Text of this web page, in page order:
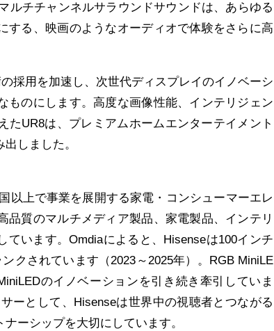
ルチチャンネルサラウンドサウンドは、あらゆる
する、映画のようなオーディオで体験をさらに高
採用を加速し、次世代ディスプレイのイノベーシ
ものにします。高度な画像性能、インテリジェン
たUR8は、プレミアムホームエンターテイメント
しました。
以上で事業を展開する家電・コンシューマーエレ
品質のマルチメディア製品、家電製品、インテリ
ています。Omdiaによると、Hisenseは100インチ
クされています（2023～2025年）。RGB MiniLE
のイノベーションを引き続き牽引していま
ーとして、Hisenseは世界中の視聴者とつながる
ーシップを大切にしています。